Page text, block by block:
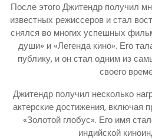
После этого Джитендр получил
известных режиссеров и стал
снялся во многих успешных
души» и «Легенда кино». Его
публику, и он стал одним из
своего
Джитендр получил несколько
актерские достижения, включая
«Золотой глобус». Его имя
индийской